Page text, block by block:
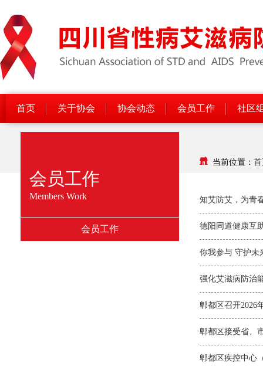
首页 关于协会 协会动态 会员工作 社区
会员工作
Members Work
会员工作
当前位置：
知艾防艾，为青
德阳同道健康互
你我参与 守护未
郫都区召开2026
郫都区接受省、
郫都区疾控中心